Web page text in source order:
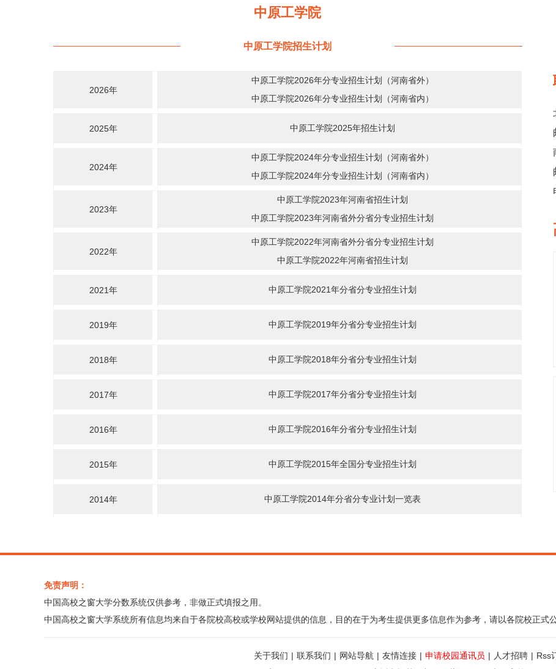
中原工学院
中原工学院招生计划
2026年
中原工学院2026年分专业招生计划（河南省外）
中原工学院2026年分专业招生计划（河南省内）
2025年 中原工学院2025年招生计划
2024年
中原工学院2024年分专业招生计划（河南省外）
中原工学院2024年分专业招生计划（河南省内）
2023年
中原工学院2023年河南省招生计划
中原工学院2023年河南省外分省分专业招生计划
2022年
中原工学院2022年河南省外分省分专业招生计划
中原工学院2022年河南省招生计划
2021年 中原工学院2021年分省分专业招生计划
2019年 中原工学院2019年分省分专业招生计划
2018年 中原工学院2018年分省分专业招生计划
2017年 中原工学院2017年分省分专业招生计划
2016年 中原工学院2016年分省分专业招生计划
2015年 中原工学院2015年全国分专业招生计划
2014年 中原工学院2014年分省分专业计划一览表
免责声明：
中国高校之窗大学分数系统仅供参考，非做正式填报之用。
中国高校之窗大学系统所有信息均来自于各院校高校或学校网站提供的信息，目的在于为考生提供更多信息作为参考，请以各院校正式
关于我们 | 联系我们 | 网站导航 | 友情连接 | 申请校园通讯员 | 人才招聘 | Rss